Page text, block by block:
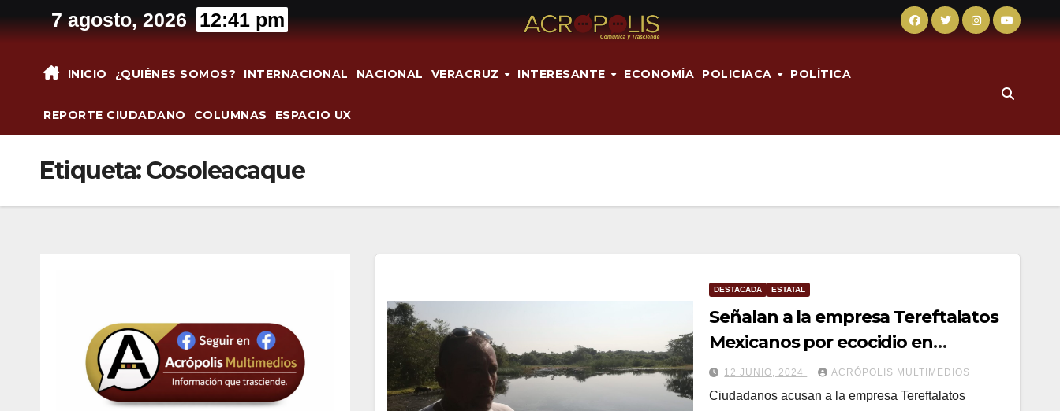
al
7 agosto, 2026 12:41 pm
INICIO ¿QUIÉNES SOMOS? INTERNACIONAL NACIONAL VERACRUZ INTERESANTE ECONOMÍA POLICIACA POLÍTICA
REPORTE CIUDADANO COLUMNAS ESPACIO UX
Etiqueta:Cosoleacaque
DESTACADA ESTATAL
Señalan a la empresa Tereftalatos
Mexicanos por ecocidio en
Cosoleacaque
12 JUNIO, 2024 ACRÓPOLIS MULTIMEDIOS
Ciudadanos acusan a la empresa Tereftalatos